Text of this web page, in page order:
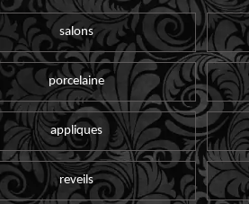
salons
porcelaine
appliques
reveils